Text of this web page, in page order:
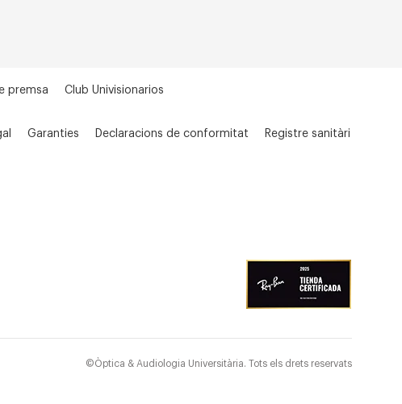
premsa Club Univisionarios
Garanties Declaracions de conformitat Registre sanitàri
©Òptica & Audiologia Universitària. Tots els drets reservats